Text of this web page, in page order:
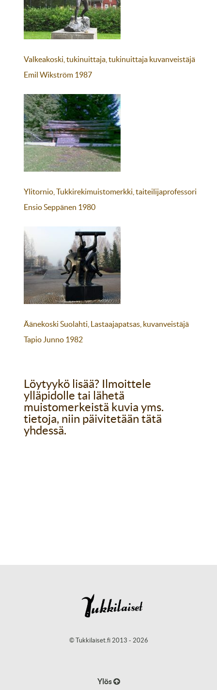
Valkeakoski, tukinuittaja, tukinuittaja kuvanveistäjä
Emil Wikström 1987
Ylitornio, Tukkirekimuistomerkki, taiteilijaprofessori
Ensio Seppänen 1980
Äänekoski Suolahti, Lastaajapatsas, kuvanveistäjä
Tapio Junno 1982
Löytyykö lisää? Ilmoittele
ylläpidolle tai lähetä
muistomerkeistä kuvia yms.
tietoja, niin päivitetään tätä
yhdessä.
© Tukkilaiset.fi 2013 - 2026
Ylös